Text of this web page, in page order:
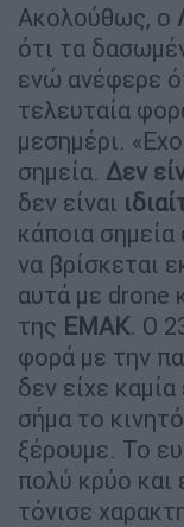
Ακολούθως, ο
ότι τα
ενώ ανέφερε
τελευταία
μεσημέρι.
σημεία. Δεν
δεν είναι
κάποια
να βρίσκεται
αυτά με drone
της ΕΜΑΚ. Ο
φορά με την
δεν είχε
σήμα το
ξέρουμε. Το
πολύ κρύο και
τόνισε